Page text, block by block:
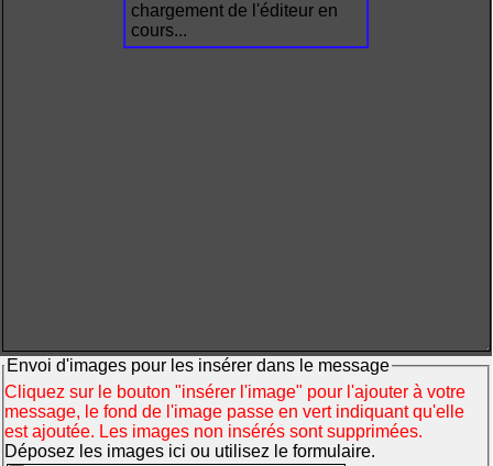
chargement de l'éditeur en
cours...
Envoi d'images pour les insérer dans le message
Cliquez sur le bouton "insérer l'image" pour l'ajouter à votre
message, le fond de l'image passe en vert indiquant qu'elle
est ajoutée. Les images non insérés sont supprimées.
Déposez les images ici ou utilisez le formulaire.